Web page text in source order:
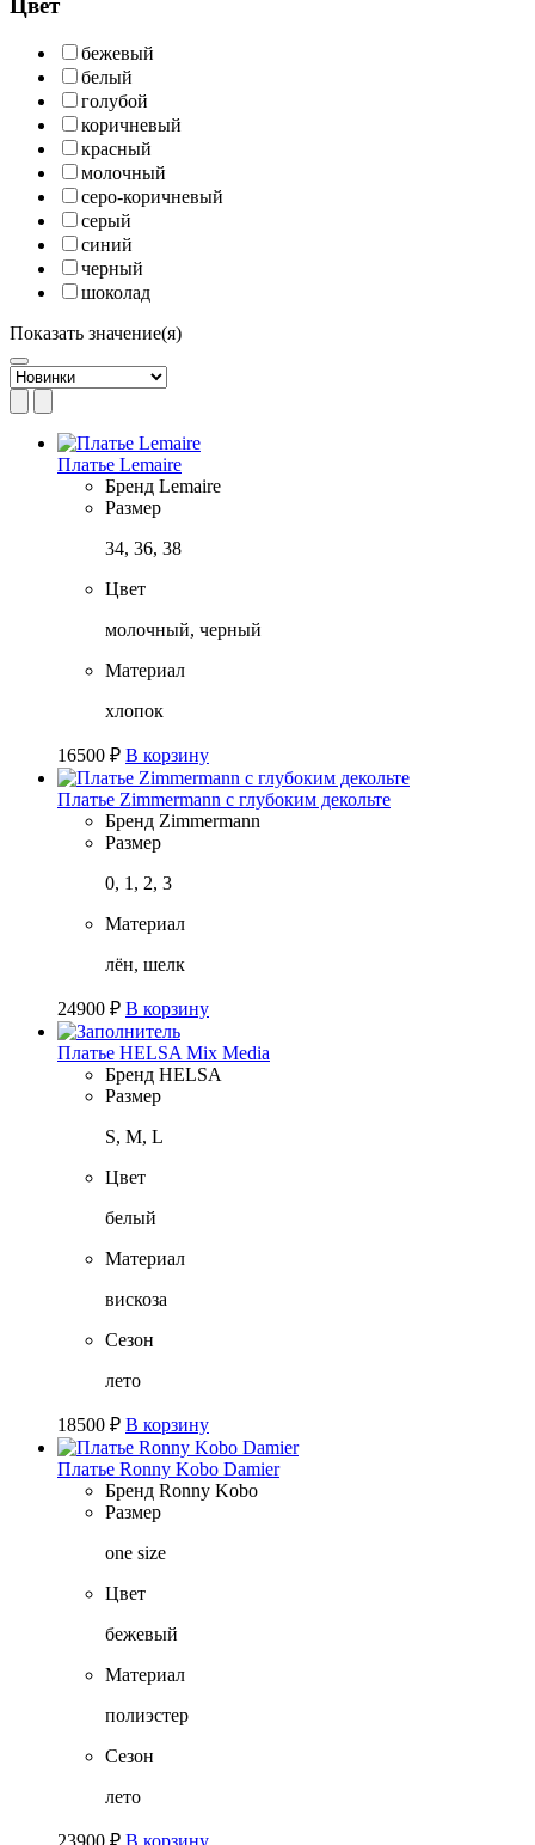
Цвет
бежевый
белый
голубой
коричневый
красный
молочный
серо-коричневый
серый
синий
черный
шоколад
Показать значение(я)
Платье Lemaire
Бренд Lemaire
Размер
34, 36, 38
Цвет
молочный, черный
Материал
хлопок
16500 ₽ В корзину
Платье Zimmermann с глубоким декольте
Бренд Zimmermann
Размер
0, 1, 2, 3
Материал
лён, шелк
24900 ₽ В корзину
Платье HELSA Mix Media
Бренд HELSA
Размер
S, M, L
Цвет
белый
Материал
вискоза
Сезон
лето
18500 ₽ В корзину
Платье Ronny Kobo Damier
Бренд Ronny Kobo
Размер
one size
Цвет
бежевый
Материал
полиэстер
Сезон
лето